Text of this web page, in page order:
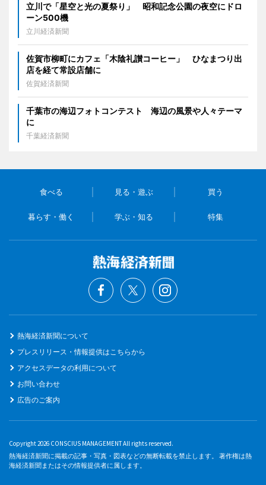
立川で「星空と光の夏祭り」 昭和記念公園の夜空にドロ
ーン500機
立川経済新聞
佐賀市柳町にカフェ「木陰礼讃コーヒー」 ひなまつり出
店を経て常設店舗に
佐賀経済新聞
千葉市の海辺フォトコンテスト 海辺の風景や人々テーマ
に
千葉経済新聞
食べる 見る・遊ぶ 買う
暮らす・働く 学ぶ・知る 特集
熱海経済新聞について
プレスリリース・情報提供はこちらから
アクセスデータの利用について
お問い合わせ
広告のご案内
Copyright 2026 CONSCIUS MANAGEMENT All rights reserved.
熱海経済新聞に掲載の記事・写真・図表などの無断転載を禁止します。 著作権は熱
海経済新聞またはその情報提供者に属します。